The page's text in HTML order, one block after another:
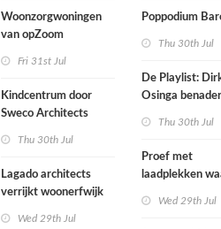
Woonzorgwoningen
van opZoom
nieuwbouw en oude
industriële panden
Fri 31st Jul
Kindcentrum door
Sweco Architects
buitenruimte samen in
hart van dorp
Thu 30th Jul
Lagado architects
verrijkt woonerfwijk
Wed 29th Jul
Poppodium
Thu 30th Jul
De Playlist:
Osinga
Thu 30th Jul
Proef met
laadplekken
Wed 29th Jul